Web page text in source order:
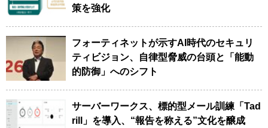
策を強化
フォーティネットが示すAI時代のセキュリ
ティビジョン、自律型脅威の台頭と「能動
的防御」へのシフト
サーバーワークス、標的型メール訓練「Tad
rill」を導入、“報告を称える”文化を醸成